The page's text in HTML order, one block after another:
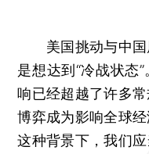
美国挑动与中国
是想达到“冷战状态
响已经超越了许多
博弈成为影响全球
这种背景下，我们